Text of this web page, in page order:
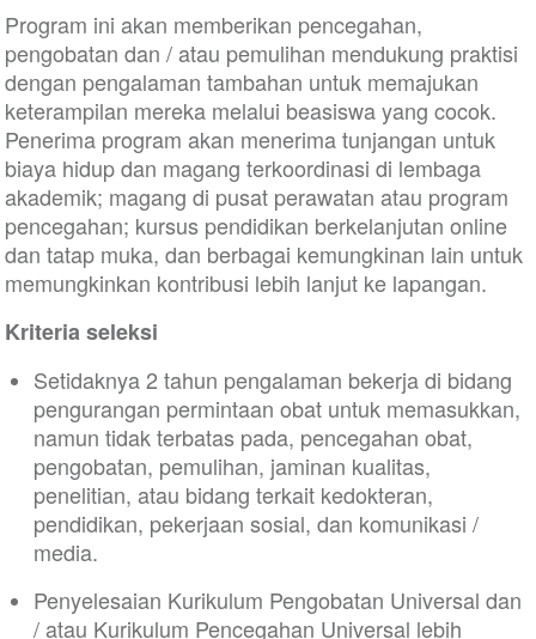
Program ini akan memberikan pencegahan,
pengobatan dan / atau pemulihan mendukung praktisi
dengan pengalaman tambahan untuk memajukan
keterampilan mereka melalui beasiswa yang cocok.
Penerima program akan menerima tunjangan untuk
biaya hidup dan magang terkoordinasi di lembaga
akademik; magang di pusat perawatan atau program
pencegahan; kursus pendidikan berkelanjutan online
dan tatap muka, dan berbagai kemungkinan lain untuk
memungkinkan kontribusi lebih lanjut ke lapangan.
Kriteria seleksi
Setidaknya 2 tahun pengalaman bekerja di bidang
pengurangan permintaan obat untuk memasukkan,
namun tidak terbatas pada, pencegahan obat,
pengobatan, pemulihan, jaminan kualitas,
penelitian, atau bidang terkait kedokteran,
pendidikan, pekerjaan sosial, dan komunikasi /
media.
Penyelesaian Kurikulum Pengobatan Universal dan
/ atau Kurikulum Pencegahan Universal lebih